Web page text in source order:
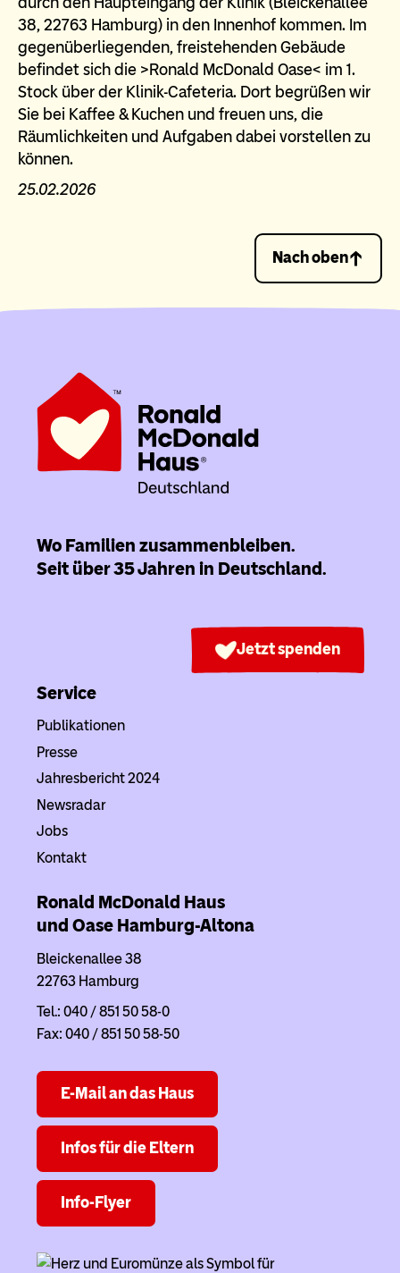
38, 22763 Hamburg) in den Innenhof kommen. Im
gegenüberliegenden, freistehenden Gebäude
befindet sich die >Ronald McDonald Oase< im 1.
Stock über der Klinik-Cafeteria. Dort begrüßen wir
Sie bei Kaffee & Kuchen und freuen uns, die
Räumlichkeiten und Aufgaben dabei vorstellen zu
können.
25.02.2026
Nach oben
Wo Familien zusammenbleiben.
Seit über 35 Jahren in Deutschland.
Jetzt spenden
Service
Publikationen
Presse
Jahresbericht 2024
Newsradar
Jobs
Kontakt
Ronald McDonald Haus
und Oase Hamburg-Altona
Bleickenallee 38
22763 Hamburg
Tel.: 040 / 851 50 58-0
Fax: 040 / 851 50 58-50
E-Mail an das Haus
Infos für die Eltern
Info-Flyer